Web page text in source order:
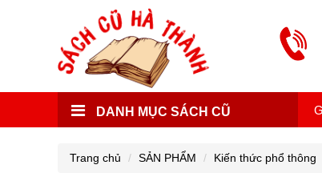
DANH MỤC SÁCH CŨ
Trang chủ SẢN PHẨM Kiến thức phổ thông